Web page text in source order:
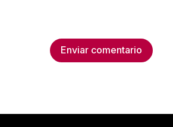
Enviar comentario